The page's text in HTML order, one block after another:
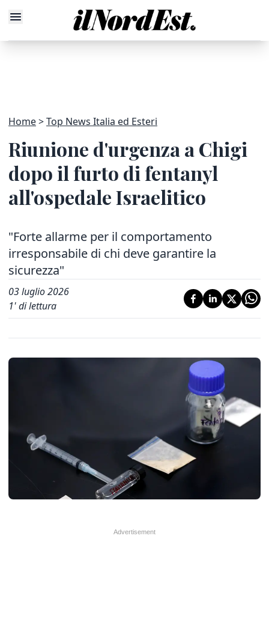
Home Top News Italia ed Esteri
Riunione d'urgenza a Chigi
dopo il furto di fentanyl
all'ospedale Israelitico
"Forte allarme per il comportamento
irresponsabile di chi deve garantire la
sicurezza"
03 luglio 2026
1' di lettura